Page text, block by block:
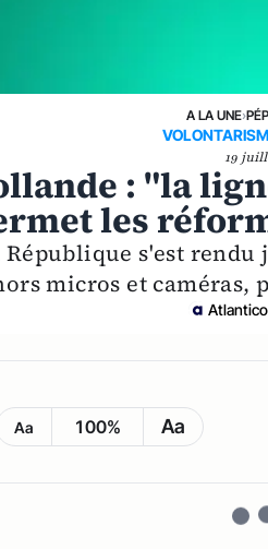
A LA UNE›
19
: "la
les
République s'est
micros et caméras,
Aa 100% Aa